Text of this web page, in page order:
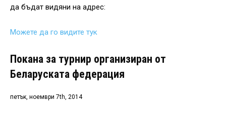
да бъдат видяни на адрес:
Можете да го видите тук
Покана за турнир организиран от
Беларуската федерация
петък, ноември 7th, 2014